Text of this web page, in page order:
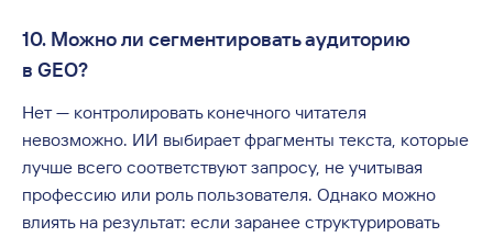
10. Можно ли сегментировать аудиторию
в GEO?
Нет — контролировать конечного читателя
невозможно. ИИ выбирает фрагменты текста, которые
лучше всего соответствуют запросу, не учитывая
профессию или роль пользователя. Однако можно
влиять на результат: если заранее структурировать